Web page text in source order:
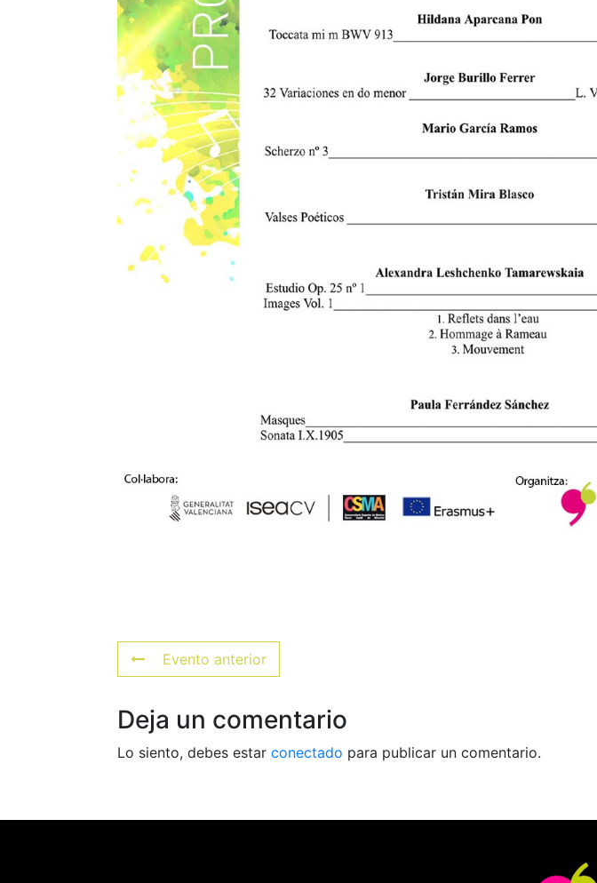
Evento anterior
Deja un comentario
Lo siento, debes estar conectado para publicar un comentario.